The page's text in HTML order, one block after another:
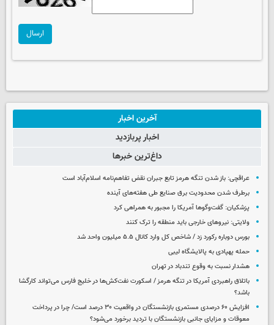
ارسال
آخرین اخبار
اخبار پربازدید
داغ‌ترین خبرها
عراقچی: باز شدن تنگه هرمز تابع جبران نقض تفاهم‌نامه اسلام‌آباد است
برطرف شدن محدودیت‌ برق صنایع طی هفته‌های آینده
پزشکیان: گفت‌وگوها آمریکا را مجبور به همراهی کرد
ولایتی: نیروهای خارجی باید منطقه را ترک کنند
بورس دوباره رکورد زد / شاخص کل وارد کانال ۵.۵ میلیون واحد شد
حمله پهپادی به پالایشگاه لیبی
هشدار نسبت به وقوع تندباد در تهران
باتلاق راهبردی آمریکا در تنگه هرمز / اسکورت نفت‌کش‌ها در خلیج فارس می‌تواند کارگشا
باشد؟
افزایش ۶۰ درصدی مستمری‌ بازنشستگان در واقعیت ۳۰ درصد است/ چرا در پرداخت
معوقات و مزایای جانبی بازنشستگان با تردید برخورد می‌شود؟